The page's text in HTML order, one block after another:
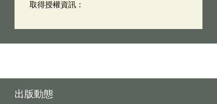
取得授權資訊：
出版動態